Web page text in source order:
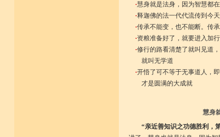
·慧身就是法身，因为智慧都
·释迦佛的法一代代流传到今
·传承不能变，也不能断。传
·资粮准备好了，就要进入加
·修行的路看清楚了就叫见道
就叫无学道
·开悟了可不等于无事道人，
才是圆满的大成就
慧身
“亲近善知识之功德胜利，